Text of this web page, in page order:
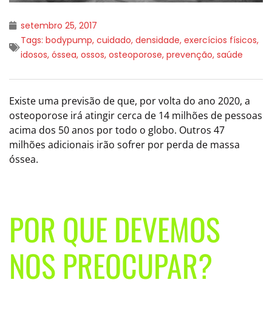
setembro 25, 2017
Tags: bodypump, cuidado, densidade, exercícios físicos,
idosos, óssea, ossos, osteoporose, prevenção, saúde
Existe uma previsão de que, por volta do ano 2020, a
osteoporose irá atingir cerca de 14 milhões de pessoas
acima dos 50 anos por todo o globo. Outros 47
milhões adicionais irão sofrer por perda de massa
óssea.
POR QUE DEVEMOS
NOS PREOCUPAR?